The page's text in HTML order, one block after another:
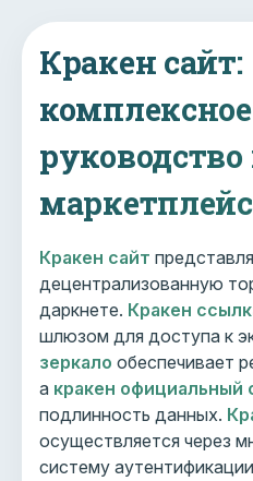
Кракен сайт:
комплексное
Кракен сайт
децентрализованную
даркнете. Кракен
шлюзом для доступа к
зеркало обеспечивает
а кракен официальный
подлинность данных.
осуществляется через
систему